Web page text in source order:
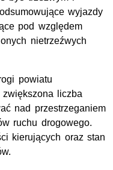
wyjazdy
pod względem
nietrzeźwych
powiatu
liczba
nad przestrzeganiem
ruchu drogowego.
kierujących oraz stan